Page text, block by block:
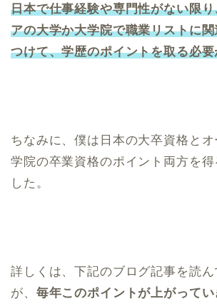
日本で仕事経験や専門性がない限
アの大学か大学院で職業リストに
つけて、学歴のポイントを取る必
ちなみに、僕は日本の大卒資格と
学院の卒業資格のポイント両方を得
した。
詳しくは、下記のブログ記事を読
が、 毎年このポイントが上がってい